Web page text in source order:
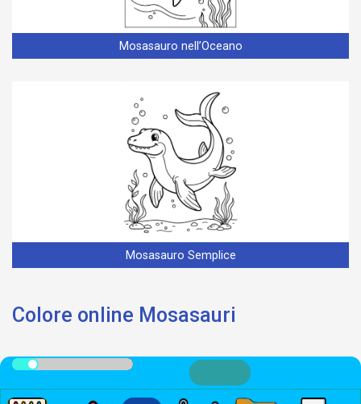
Mosasauro nell’Oceano
Mosasauro Semplice
Colore online Mosasauri